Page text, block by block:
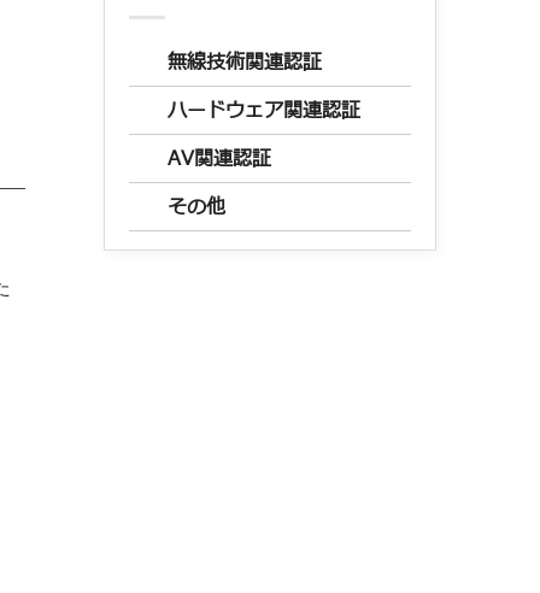
無線技術関連認証
ハードウェア関連認証
AV関連認証
その他